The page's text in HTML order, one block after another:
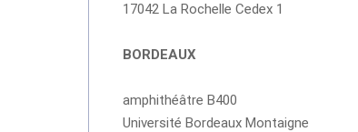
17042 La Rochelle Cedex 1
BORDEAUX
amphithéâtre B400
Université Bordeaux Montaigne